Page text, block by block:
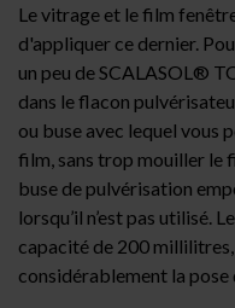
Le vitrage et le film
d'appliquer ce dernier.
un peu de SCALASOL®
dans leflacon
ou buse avec lequel vous
film, sans trop mouiller le
buse de pulvérisation
lorsqu’il n’est pas utilisé.
capacité de 200
considérablement la